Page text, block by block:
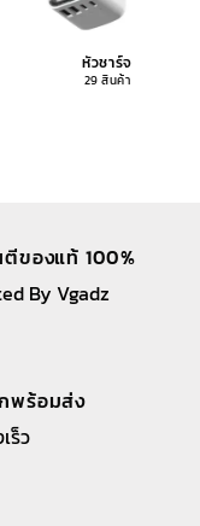
หัวชาร์จ
29 สินค้า
ของแท้ 100%
By Vgadz
พร้อมส่ง
ร็ว